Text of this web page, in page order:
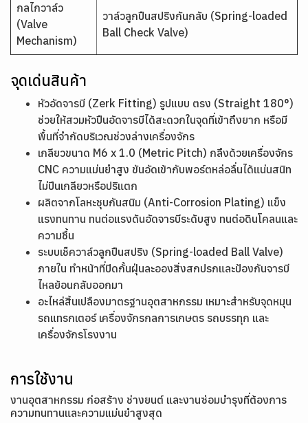
กลไกวาล์ว
(Valve
Mechanism)
วาล์วลูกปืนสปริงกันกลับ (Spring-loaded
Ball Check Valve)
จุดเด่นสินค้า
หัวอัดจารบี (Zerk Fitting) รูปแบบ ตรง (Straight 180°)
ช่วยให้สวมหัวปืนอัดจารบีได้สะดวกในจุดที่เข้าถึงยาก หรือมี
พื้นที่จำกัดบริเวณช่วงล่างเครื่องจักร
เกลียวขนาด M6 x 1.0 (Metric Pitch) กลึงด้วยเครื่องจักร
CNC ความแม่นยำสูง ขันอัดเข้ากับพอร์ตหล่อลื่นได้แน่นสนิท
ไม่ปีนเกลียวหรือปริแตก
ผลิตจากโลหะชุบกันสนิม (Anti-Corrosion Plating) แข็ง
แรงทนทาน ทนต่อแรงดันอัดจารบีระดับสูง ทนต่อดินโคลนและ
ความชื้น
ระบบเช็ควาล์วลูกปืนสปริง (Spring-loaded Ball Valve)
ภายใน ทำหน้าที่ปิดกั้นฝุ่นละอองสิ่งสกปรกและป้องกันจารบี
ไหลย้อนกลับออกมา
อะไหล่สิ้นเปลืองมาตรฐานอุตสาหกรรม เหมาะสำหรับจุดหมุน
รถแทรกเตอร์ เครื่องจักรกลการเกษตร รถบรรทุก และ
เครื่องจักรโรงงาน
การใช้งาน
งานอุตสาหกรรม ก่อสร้าง ช่างยนต์ และงานซ่อมบำรุงที่ต้องการ
ความทนทานและความแม่นยำสูงสุด